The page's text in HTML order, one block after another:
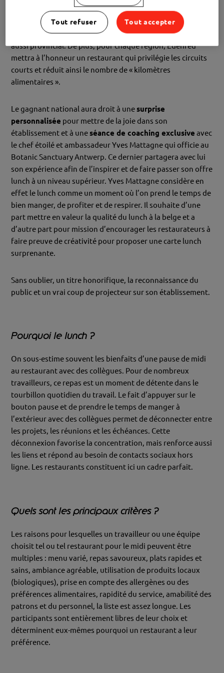
Nous remettrons plusieurs titres dans le cadre de ce
. Ceux-ci seront décernés au niveau national, mais
aussi provincial. De plus, pour chaque région, Edenred
mettra à l’honneur un restaurant qui privilégie les circuits
courts et réduit ainsi le nombre de « kilomètres
alimentaires ».
Le gagnant national aura droit à unesurprise
personnalisée pour mettre de la joie dans son
établissement et à uneséance de coaching exclusive avec
le chef étoilé et ambassadeur Yves Mattagne qui officie au
Botanic Sanctuary Antwerp. Ce dernier partagera avec lui
son expérience afin de l’inspirer et de faire passer son offre
lunch à un niveau supérieur. Yves Mattagne considère en
effet le lunch comme un moment où l’on prend le temps de
bien manger, de profiter et de respirer. Il souhaite d’une
part mettre en valeur la qualité du lunch à la belge et a
d’autre part pour mission d’encourager les restaurateurs à
faire preuve de créativité pour proposer une carte lunch
surprenante.
Sans oublier, un titre honorifique, la reconnaissance du
public et un vrai coup de projecteur sur son établissement.
Pourquoi le lunch ?
On sous-estime souvent les bienfaits d’une pause de midi
au restaurant avec des collègues. Pour de nombreux
travailleurs, ce repas est un moment de détente dans le
tourbillon quotidien du travail. Le fait d’appuyer sur le
bouton pause et de prendre le temps de manger à
l’extérieur avec des collègues permet de déconnecter entre
les projets, les réunions et les échéances. Cette
déconnexion favorise la concentration, mais renforce aussi
les liens et répond au besoin de contacts sociaux hors
ligne. Les restaurants constituent ici un cadre parfait.
Quels sont les principaux critères ?
Les raisons pour lesquelles un travailleur ou une équipe
choisit tel ou tel restaurant pour le midi peuvent être
multiples : menu varié, repas savoureux, plats rapides et
sains, ambiance agréable, utilisation de produits locaux
(biologiques), prise en compte des allergènes ou des
préférences alimentaires, rapidité du service, amabilité des
patrons et du personnel, la liste est assez longue. Les
participants sont entièrement libres de leur choix et
déterminent eux-mêmes pourquoi un restaurant a leur
préférence.
Tout refuser Tout accepter